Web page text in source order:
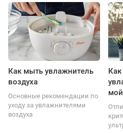
Как мыть увлажнитель
воздуха
Основные рекомендации по
уходу за увлажнителями
воздуха